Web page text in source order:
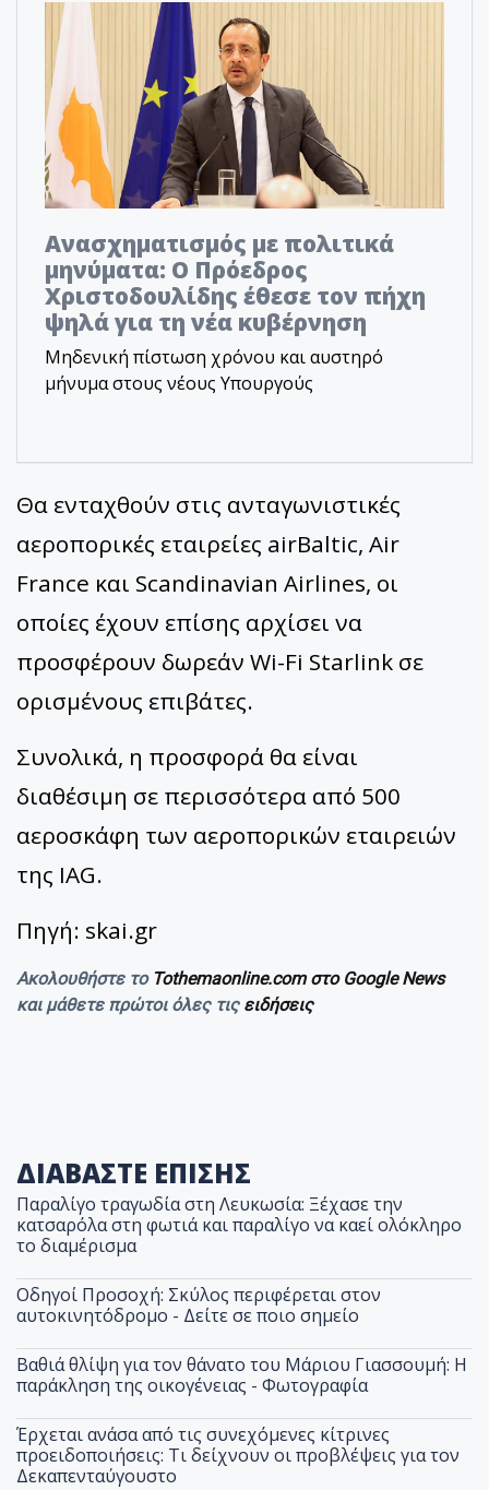
Ανασχηματισμός με πολιτικά
μηνύματα: Ο Πρόεδρος
Χριστοδουλίδης έθεσε τον πήχη
ψηλά για τη νέα κυβέρνηση
Μηδενική πίστωση χρόνου και αυστηρό
μήνυμα στους νέους Υπουργούς
Θα ενταχθούν στις ανταγωνιστικές
αεροπορικές εταιρείες airBaltic, Air
France και Scandinavian Airlines, οι
οποίες έχουν επίσης αρχίσει να
προσφέρουν δωρεάν Wi-Fi Starlink σε
ορισμένους επιβάτες.
Συνολικά, η προσφορά θα είναι
διαθέσιμη σε περισσότερα από 500
αεροσκάφη των αεροπορικών εταιρειών
της IAG.
Πηγή: skai.gr
Ακολουθήστε το Tothemaonline.com στο Google News
και μάθετε πρώτοι όλες τις ειδήσεις
ΔΙΑΒΑΣΤΕ ΕΠΙΣΗΣ
Παραλίγο τραγωδία στη Λευκωσία: Ξέχασε την
κατσαρόλα στη φωτιά και παραλίγο να καεί ολόκληρο
το διαμέρισμα
Οδηγοί Προσοχή: Σκύλος περιφέρεται στον
αυτοκινητόδρομο - Δείτε σε ποιο σημείο
Βαθιά θλίψη για τον θάνατο του Μάριου Γιασσουμή: Η
παράκληση της οικογένειας - Φωτογραφία
Έρχεται ανάσα από τις συνεχόμενες κίτρινες
προειδοποιήσεις: Τι δείχνουν οι προβλέψεις για τον
Δεκαπενταύγουστο